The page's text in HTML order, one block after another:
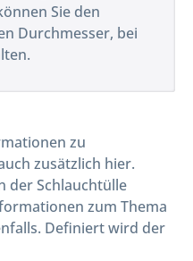
Sie den
Durchmesser, bei
zu
zusätzlich hier.
der Schlauchtülle
zum Thema
Definiert wird der